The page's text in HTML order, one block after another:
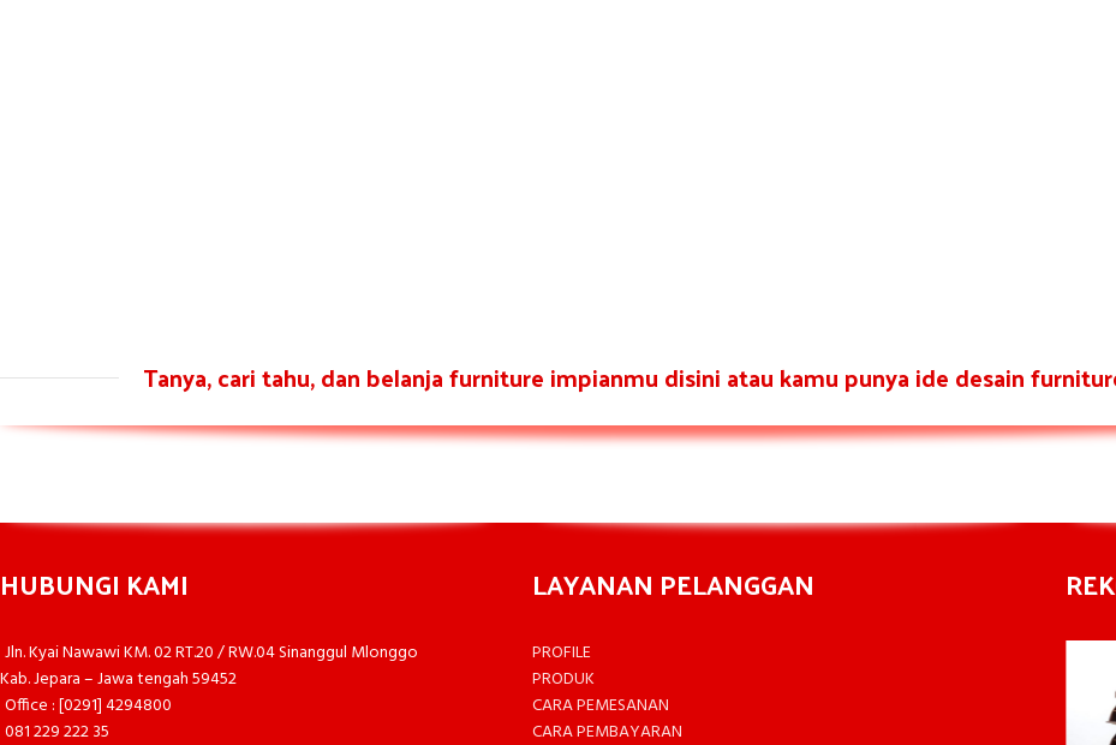
Tanya, cari tahu, dan belanja furniture impianmu disini atau kamu punya ide desain
HUBUNGI KAMI
Jln. Kyai Nawawi KM. 02 RT.20 / RW.04 Sinanggul Mlonggo
Kab. Jepara – Jawa tengah 59452
Office : [0291] 4294800
081 229 222 35
LAYANAN PELANGGAN
PROFILE
PRODUK
CARA PEMESANAN
CARA PEMBAYARAN